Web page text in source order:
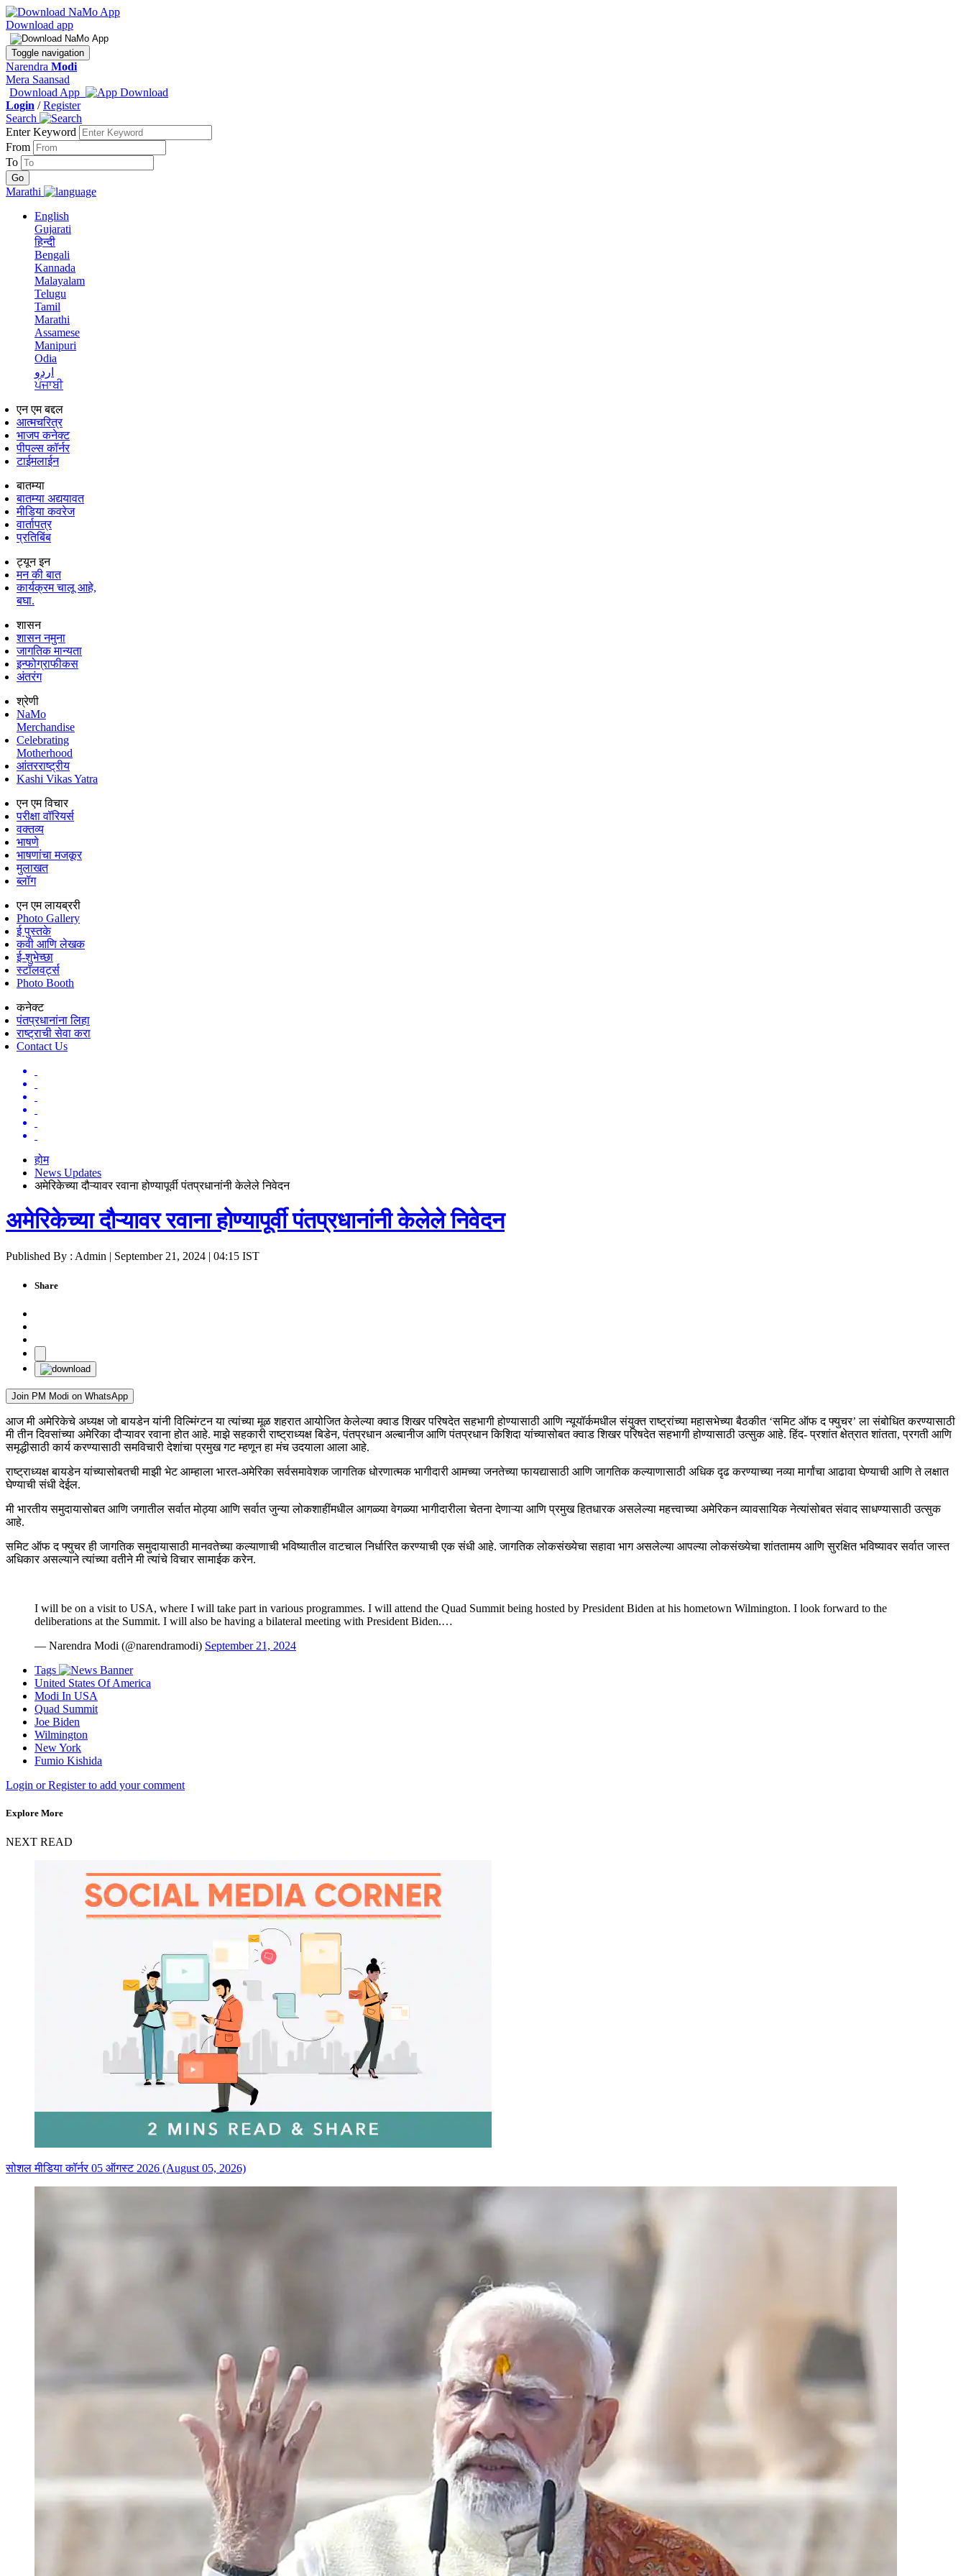
Download app
Toggle navigation
Narendra Modi
Mera Saansad
Download App
Login /Register
Search
Enter Keyword
From
To
Marathi
English
Gujarati
हिन्दी
Bengali
Kannada
Malayalam
Telugu
Tamil
Marathi
Assamese
Manipuri
Odia
اردو
ਪੰਜਾਬੀ
एन एम बद्दल
आत्मचरित्र
भाजप कनेक्ट
पीपल्स कॉर्नर
टाईमलाईन
बातम्या
बातम्या अद्ययावत
मीडिया कवरेज
वार्तापत्र
प्रतिबिंब
ट्यून इन
मन की बात
कार्यक्रम चालू आहे,
बघा.
शासन
शासन नमुना
जागतिक मान्यता
इन्फोग्राफीकस
अंतरंग
श्रेणी
NaMo
Merchandise
Celebrating
Motherhood
आंतरराष्ट्रीय
Kashi Vikas Yatra
एन एम विचार
परीक्षा वॉरियर्स
वक्तव्य
भाषणे
भाषणांचा मजकूर
मुलाखत
ब्लॉग
एन एम लायब्ररी
Photo Gallery
ई पुस्तके
कवी आणि लेखक
ई-शुभेच्छा
स्टॉलवर्ट्स
Photo Booth
कनेक्ट
पंतप्रधानांना लिहा
राष्ट्राची सेवा करा
Contact Us
होम
News Updates
अमेरिकेच्या दौऱ्यावर रवाना होण्यापूर्वी पंतप्रधानांनी केलेले निवेदन
अमेरिकेच्या दौऱ्यावर रवाना होण्यापूर्वी पंतप्रधानांनी केलेले निवेदन
Published By : Admin | September 21, 2024 | 04:15 IST
Share
Join PM Modi on WhatsApp
आज मी अमेरिकेचे अध्यक्ष जो बायडेन यांनी विल्मिंग्टन या त्यांच्या मूळ शहरात आयोजित केलेल्या क्वाड शिखर परिषदेत सहभागी होण्यासाठी आणि न्यूयॉर्कमधील संयुक्त राष्ट्रांच्या महासभेच्या बैठकीत ‘समिट ऑफ द फ्युचर’ ला संबोधित करण्यासाठी
मी तीन दिवसांच्या अमेरिका दौऱ्यावर रवाना होत आहे. माझे सहकारी राष्ट्राध्यक्ष बिडेन, पंतप्रधान अल्बानीज आणि पंतप्रधान किशिदा यांच्यासोबत क्वाड शिखर परिषदेत सहभागी होण्यासाठी उत्सुक आहे. हिंद- प्रशांत क्षेत्रात शांतता, प्रगती आणि
समृद्धीसाठी कार्य करण्यासाठी समविचारी देशांचा प्रमुख गट म्हणून हा मंच उदयाला आला आहे.
राष्ट्राध्यक्ष बायडेन यांच्यासोबतची माझी भेट आम्हाला भारत-अमेरिका सर्वसमावेशक जागतिक धोरणात्मक भागीदारी आमच्या जनतेच्या फायद्यासाठी आणि जागतिक कल्याणासाठी अधिक दृढ करण्याच्या नव्या मार्गांचा आढावा घेण्याची आणि ते लक्षात
घेण्याची संधी देईल.
मी भारतीय समुदायासोबत आणि जगातील सर्वात मोठ्या आणि सर्वात जुन्या लोकशाहींमधील आगळ्या वेगळ्या भागीदारीला चेतना देणाऱ्या आणि प्रमुख हितधारक असलेल्या महत्त्वाच्या अमेरिकन व्यावसायिक नेत्यांसोबत संवाद साधण्यासाठी उत्सुक
आहे.
समिट ऑफ द फ्युचर ही जागतिक समुदायासाठी मानवतेच्या कल्याणाची भविष्यातील वाटचाल निर्धारित करण्याची एक संधी आहे. जागतिक लोकसंख्येचा सहावा भाग असलेल्या आपल्या लोकसंख्येचा शांततामय आणि सुरक्षित भविष्यावर सर्वात जास्त
अधिकार असल्याने त्यांच्या वतीने मी त्यांचे विचार सामाईक करेन.
I will be on a visit to USA, where I will take part in various programmes. I will attend the Quad Summit being hosted by President Biden at his hometown Wilmington. I look forward to the
deliberations at the Summit. I will also be having a bilateral meeting with President Biden.…
— Narendra Modi (@narendramodi) September 21, 2024
Tags
United States Of America
Modi In USA
Quad Summit
Joe Biden
Wilmington
New York
Fumio Kishida
Login or Register to add your comment
Explore More
NEXT READ
सोशल मीडिया कॉर्नर 05 ऑगस्ट 2026 (August 05, 2026)